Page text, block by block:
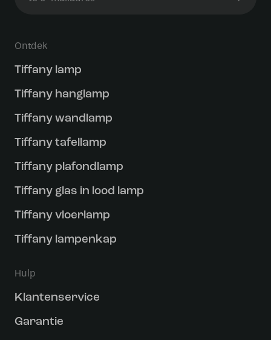
Ontdek
Tiffany lamp
Tiffany hanglamp
Tiffany wandlamp
Tiffany tafellamp
Tiffany plafondlamp
Tiffany glas in lood lamp
Tiffany vloerlamp
Tiffany lampenkap
Hulp
Klantenservice
Garantie